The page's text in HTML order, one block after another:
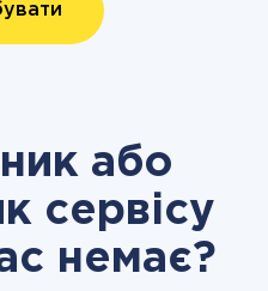
або
сервісу
немає?